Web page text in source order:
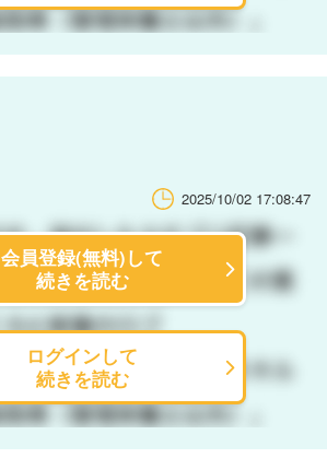
2025/10/02 17:08:47
会員登録(無料)して
続きを読む
ログインして
続きを読む